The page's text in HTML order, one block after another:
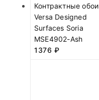
Контрактные обои
Versa Designed
Surfaces Soria
MSE4902-Ash
1376 ₽